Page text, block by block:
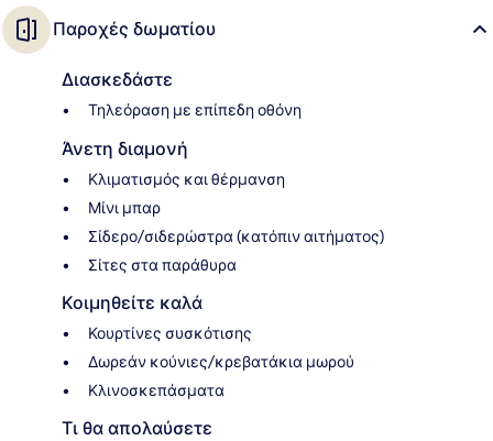
Παροχές δωματίου
Διασκεδάστε
Τηλεόραση με επίπεδη οθόνη
Άνετη διαμονή
Κλιματισμός και θέρμανση
Μίνι μπαρ
Σίδερο/σιδερώστρα (κατόπιν αιτήματος)
Σίτες στα παράθυρα
Κοιμηθείτε καλά
Κουρτίνες συσκότισης
Δωρεάν κούνιες/κρεβατάκια μωρού
Κλινοσκεπάσματα
Τι θα απολαύσετε